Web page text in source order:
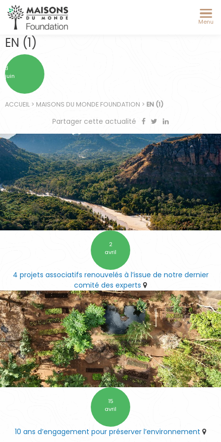
Menu
EN (1)
3
juin
ACCUEIL > MAISONS DU MONDE FOUNDATION > EN (1)
Partager cette actualité
2
avril
4 projets associatifs renouvelés à l’issue de notre dernier
comité des experts
15
avril
10 ans d’engagement pour préserver l’environnement